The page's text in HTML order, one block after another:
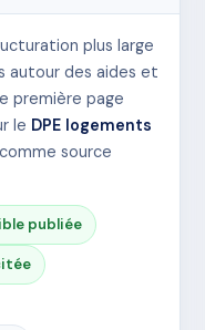
plus large
autour des aides et
première page
le DPE logements
comme source
publiée